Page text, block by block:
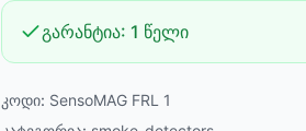
გარანტია: 1 წელი
კოდი: SensoMAG FRL 1